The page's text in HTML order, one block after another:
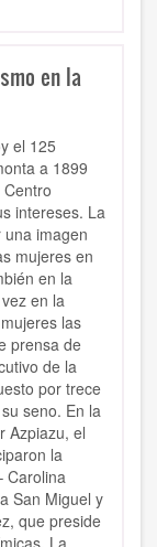
en la
el 125
a 1899
intereses. La
imagen
mujeres en
en la
en la
las
prensa de
de la
por trece
seno. En la
Azpiazu, el
la
Carolina
San Miguel y
que preside